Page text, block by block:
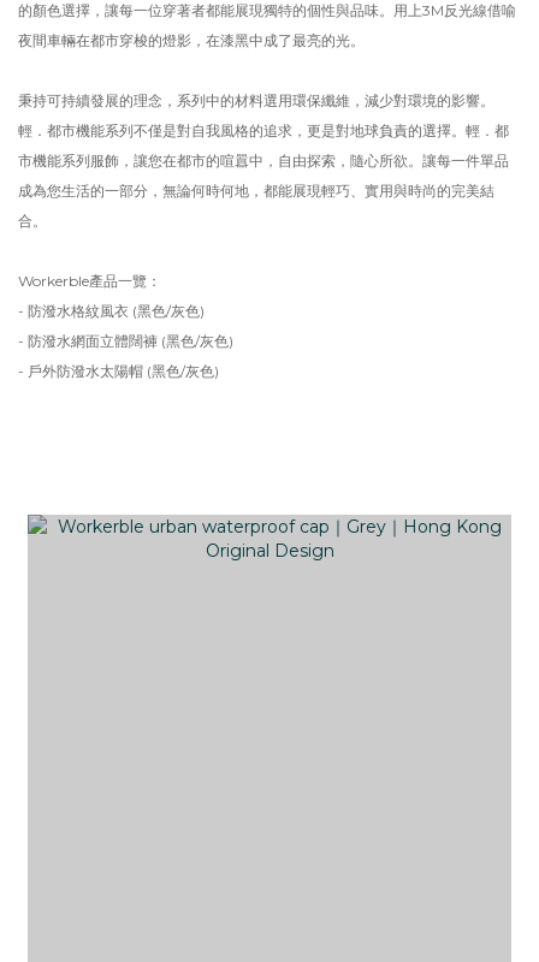
的顏色選擇，讓每一位穿著者都能展現獨特的個性與品味。用上3M反光線借喻
夜間車輛在都市穿梭的燈影，在漆黑中成了最亮的光。
秉持可持續發展的理念，系列中的材料選用環保纖維，減少對環境的影響。
輕．都市機能系列不僅是對自我風格的追求，更是對地球負責的選擇。輕．都
市機能系列服飾，讓您在都市的喧囂中，自由探索，隨心所欲。讓每一件單品
成為您生活的一部分，無論何時何地，都能展現輕巧、實用與時尚的完美結
合。
Workerble產品一覽：
- 防潑水格紋風衣 (黑色/灰色)
- 防潑水網面立體闊褲 (黑色/灰色)
- 戶外防潑水太陽帽 (黑色/灰色)